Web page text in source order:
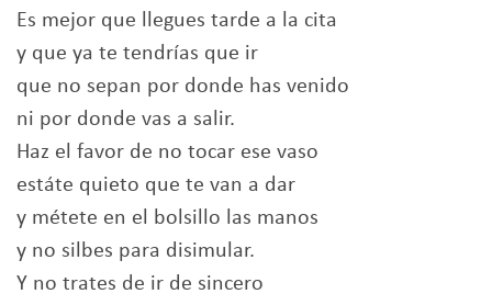
Es mejor que llegues tarde a la cita
y que ya te tendrías que ir
que no sepan por donde has venido
ni por donde vas a salir.
Haz el favor de no tocar ese vaso
estáte quieto que te van a dar
y métete en el bolsillo las manos
y no silbes para disimular.
Y no trates de ir de sincero